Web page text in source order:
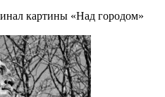
картины «Над городом»